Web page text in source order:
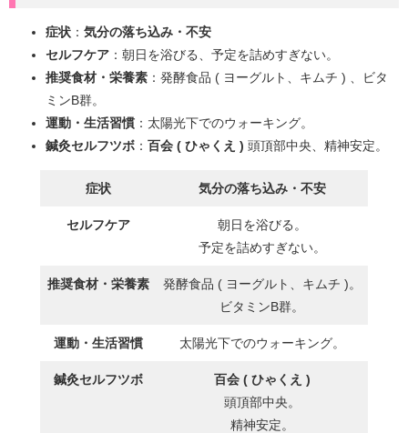
症状 ： 気分の落ち込み・不安
セルフケア ：朝日を浴びる、予定を詰めすぎない。
推奨食材・栄養素 ：発酵食品 ( ヨーグルト、キムチ ) 、ビタ
ミンB群。
運動・生活習慣 ：太陽光下でのウォーキング。
鍼灸セルフツボ ： 百会 ( ひゃくえ ) 頭頂部中央、精神安定。
症状 気分の落ち込み・不安
セルフケア
朝日を浴びる。
予定を詰めすぎない。
推奨食材・栄養素
発酵食品 ( ヨーグルト、キムチ )。
ビタミンB群。
運動・生活習慣 太陽光下でのウォーキング。
鍼灸セルフツボ
百会 ( ひゃくえ )
頭頂部中央。
精神安定。